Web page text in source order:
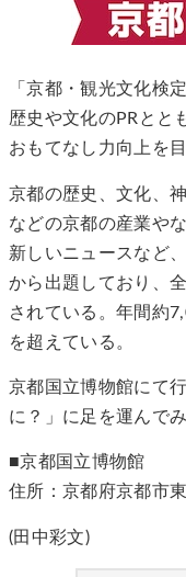
「京都・観光文化検
歴史や文化のPRとと
おもてなし力向上を
京都の歴史、文化、
などの京都の産業や
新しいニュースなど
から出題しており、
されている。年間約
を超えている。
京都国立博物館にて
に？」に足を運んでみ
■京都国立博物館
住所：京都府京都市
(田中彩文)